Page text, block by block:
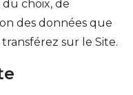
choix, de
des données que
sur le Site.